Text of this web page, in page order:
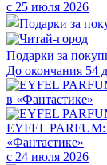
с 25 июля 2026
Подарки за
До окончания 54
EYFEL PARFUM:
«Фантастике»
с 24 июля 2026